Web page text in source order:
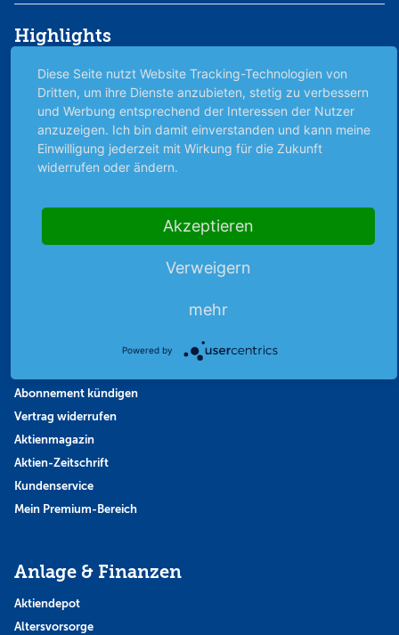
Highlights
Archiv
Börsenbericht
Börsengerüchte
Börsengespräche
Börsennews
Finanzpodcast
Abonnement kündigen
Vertrag widerrufen
Aktienmagazin
Aktien-Zeitschrift
Kundenservice
Mein Premium-Bereich
Anlage & Finanzen
Aktiendepot
Altersvorsorge
Diese Seite nutzt Website Tracking-Technologien von
Dritten, um ihre Dienste anzubieten, stetig zu verbessern
und Werbung entsprechend der Interessen der Nutzer
anzuzeigen. Ich bin damit einverstanden und kann meine
Einwilligung jederzeit mit Wirkung für die Zukunft
widerrufen oder ändern.
Akzeptieren
Verweigern
mehr
Powered by